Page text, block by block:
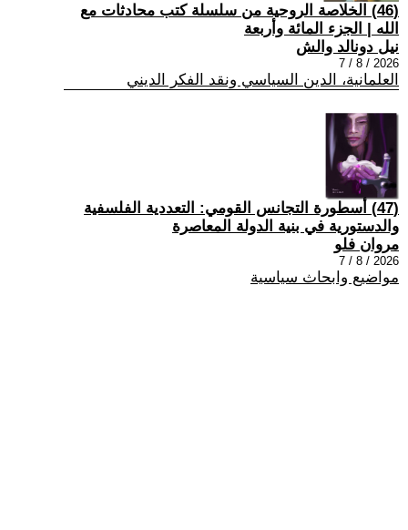
(46) الخلاصة الروحية من سلسلة كتب محادثات مع
الله | الجزء المائة وأربعة
نيل دونالد والش
2026 / 8 / 7
العلمانية، الدين السياسي ونقد الفكر الديني
(47) أسطورة التجانس القومي: التعددية الفلسفية
والدستورية في بنية الدولة المعاصرة
مروان فلو
2026 / 8 / 7
مواضيع وابحاث سياسية